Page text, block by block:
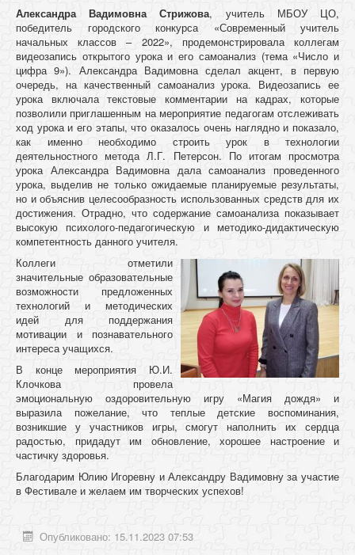
Александра Вадимовна Стрижова, учитель МБОУ ЦО,
победитель городского конкурса «Современный учитель
начальных классов – 2022», продемонстрировала коллегам
видеозапись открытого урока и его самоанализ (тема «Число и
цифра 9»). Александра Вадимовна сделал акцент, в первую
очередь, на качественный самоанализ урока. Видеозапись ее
урока включала текстовые комментарии на кадрах, которые
позволили приглашенным на мероприятие педагогам отслеживать
ход урока и его этапы, что оказалось очень наглядно и показало,
как именно необходимо строить урок в технологии
деятельностного метода Л.Г. Петерсон. По итогам просмотра
урока Александра Вадимовна дала самоанализ проведенного
урока, выделив не только ожидаемые планируемые результаты,
но и объяснив целесообразность использованных средств для их
достижения. Отрадно, что содержание самоанализа показывает
высокую психолого-педагогическую и методико-дидактическую
компетентность данного учителя.
Коллеги отметили
значительные образовательные
возможности предложенных
технологий и методических
идей для поддержания
мотивации и познавательного
интереса учащихся.
В конце мероприятия Ю.И.
Клочкова провела
эмоциональную оздоровительную игру «Магия дождя» и
выразила пожелание, что теплые детские воспоминания,
возникшие у участников игры, смогут наполнить их сердца
радостью, придадут им обновление, хорошее настроение и
частичку здоровья.
Благодарим Юлию Игоревну и Александру Вадимовну за участие
в Фестивале и желаем им творческих успехов!
Опубликовано: 15.11.2023 07:53